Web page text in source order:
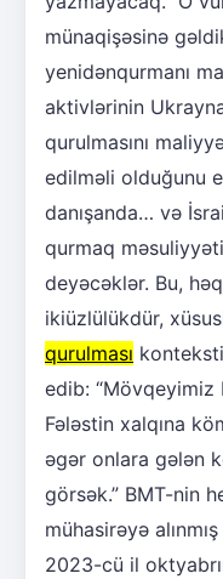
münaqişəsinə
yenidənqurmanı
aktivlərinin
qurulmasını
edilməli olduğunu
danışanda… və
qurmaq
deyəcəklər. Bu,
ikiüzlülükdür,
qurulması
edib: “Mövqeyimiz
Fələstin xalqına
əgər onlara gələn
görsək.” BMT-nin
mühasirəyə
2023-cü il